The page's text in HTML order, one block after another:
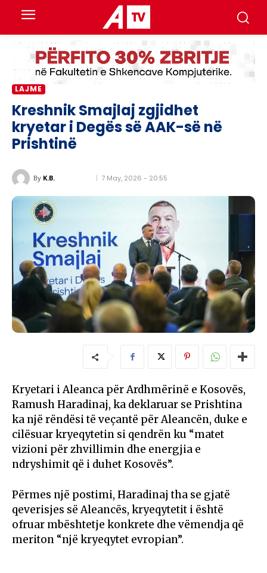
LAJME
Kreshnik Smajlaj zgjidhet
kryetar i Degës së AAK-së në
Prishtinë
By K.B. 7 May, 2026 - 20:55
Kryetari i Aleanca për Ardhmërinë e Kosovës,
Ramush Haradinaj, ka deklaruar se Prishtina
ka një rëndësi të veçantë për Aleancën, duke e
cilësuar kryeqytetin si qendrën ku “matet
vizioni për zhvillimin dhe energjia e
ndryshimit që i duhet Kosovës”.
Përmes një postimi, Haradinaj tha se gjatë
qeverisjes së Aleancës, kryeqytetit i është
ofruar mbështetje konkrete dhe vëmendja që
meriton “një kryeqytet evropian”.